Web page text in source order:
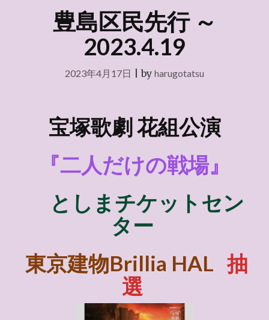
豊島区民先行 ～
2023.4.19
2023年4月17日 |by harugotatsu
宝塚歌劇 花組公演
『二人だけの戦場』
としまチケットセン
ター
東京建物Brillia HAL 抽
選